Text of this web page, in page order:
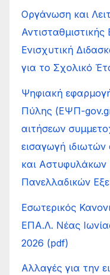
Οργάνωση και
Ενισχυτική
για το Σχολικό
Ψηφιακή
Πύλης (ΕΨΠ-
αιτήσεων
εισαγωγή
και
Πανελλαδικών
Εσωτερικός
ΕΠΑ.Λ. Νέας
2026 (pdf)
Αλλαγές για την